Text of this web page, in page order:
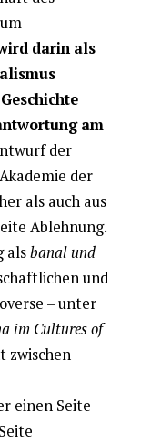
darin als
am
der
der
als auch aus
Ablehnung.
alsbanal und
und
– unter
im Cultures of
zwischen
einen Seite